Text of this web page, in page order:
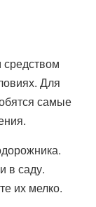
Для
самые
в саду.
их мелко.